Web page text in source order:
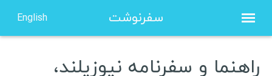
سفرنوشت English
صفحه نخست
راهنما و سفرنامه نیوزیلند،